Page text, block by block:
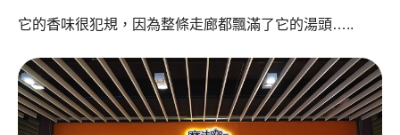
它的香味很犯規，因為整條走廊都飄滿了它的湯頭…..